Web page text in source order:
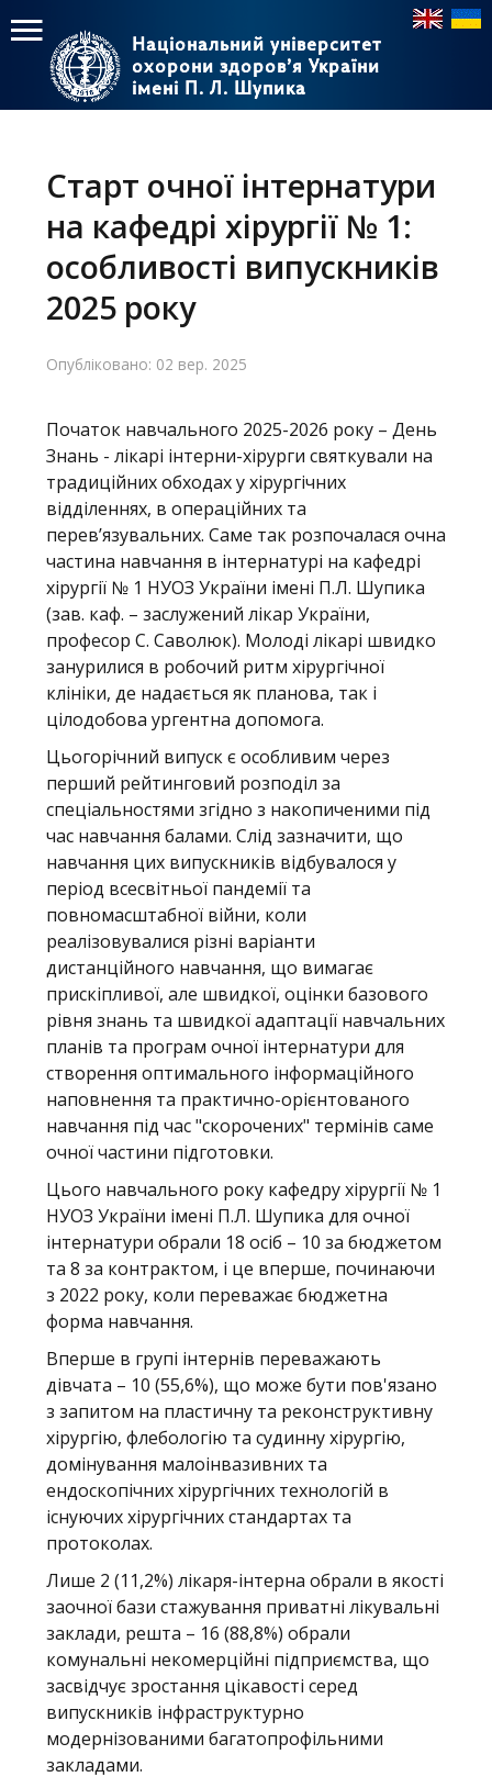
Головнеменю
Навчання
Структура
Пошук
Національний університет
охорони здоров’я України
імені П. Л. Шупика
Старт очної інтернатури
на кафедрі хірургії № 1:
особливості випускників
2025 року
Опубліковано: 02 вер. 2025
Початок навчального 2025-2026 року – День
Знань - лікарі інтерни-хірурги святкували на
традиційних обходах у хірургічних
відділеннях, в операційних та
перев’язувальних. Саме так розпочалася очна
частина навчання в інтернатурі на кафедрі
хірургії № 1 НУОЗ України імені П.Л. Шупика
(зав. каф. – заслужений лікар України,
професор С. Cаволюк). Молоді лікарі швидко
занурилися в робочий ритм хірургічної
клініки, де надається як планова, так і
цілодобова ургентна допомога.
Цьогорічний випуск є особливим через
перший рейтинговий розподіл за
спеціальностями згідно з накопиченими під
час навчання балами. Слід зазначити, що
навчання цих випускників відбувалося у
період всесвітньої пандемії та
повномасштабної війни, коли
реалізовувалися різні варіанти
дистанційного навчання, що вимагає
прискіпливої, але швидкої, оцінки базового
рівня знань та швидкої адаптації навчальних
планів та програм очної інтернатури для
створення оптимального інформаційного
наповнення та практично-орієнтованого
навчання під час "скорочених" термінів саме
очної частини підготовки.
Цього навчального року кафедру хірургії № 1
НУОЗ України імені П.Л. Шупика для очної
інтернатури обрали 18 осіб – 10 за бюджетом
та 8 за контрактом, і це вперше, починаючи
з 2022 року, коли переважає бюджетна
форма навчання.
Вперше в групі інтернів переважають
дівчата – 10 (55,6%), що може бути пов'язано
з запитом на пластичну та реконструктивну
хірургію, флебологію та судинну хірургію,
домінування малоінвазивних та
ендоскопічних хірургічних технологій в
існуючих хірургічних стандартах та
протоколах.
Лише 2 (11,2%) лікаря-інтерна обрали в якості
заочної бази стажування приватні лікувальні
заклади, решта – 16 (88,8%) обрали
комунальні некомерційні підприємства, що
засвідчує зростання цікавості серед
випускників інфраструктурно
модернізованими багатопрофільними
закладами.
Пошук
Національний університет
охорони здоров’я України
імені П. Л. Шупика